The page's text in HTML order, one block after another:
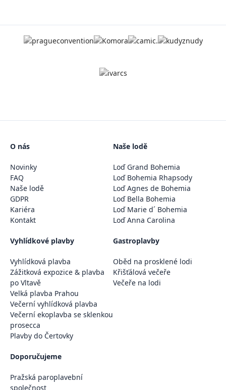
O nás
Novinky
FAQ
Naše lodě
GDPR
Kariéra
Kontakt
Naše lodě
Loď Grand Bohemia
Loď Bohemia Rhapsody
Loď Agnes de Bohemia
Loď Bella Bohemia
Loď Marie d´ Bohemia
Loď Anna Carolina
Vyhlídkové plavby
Vyhlídková plavba
Zážitková expozice & plavba
po Vltavě
Velká plavba Prahou
Večerní vyhlídková plavba
Večerní ekoplavba se sklenkou
prosecca
Plavby do Čertovky
Gastroplavby
Oběd na prosklené lodi
Křišťálová večeře
Večeře na lodi
Doporučujeme
Pražská paroplavební
společnost